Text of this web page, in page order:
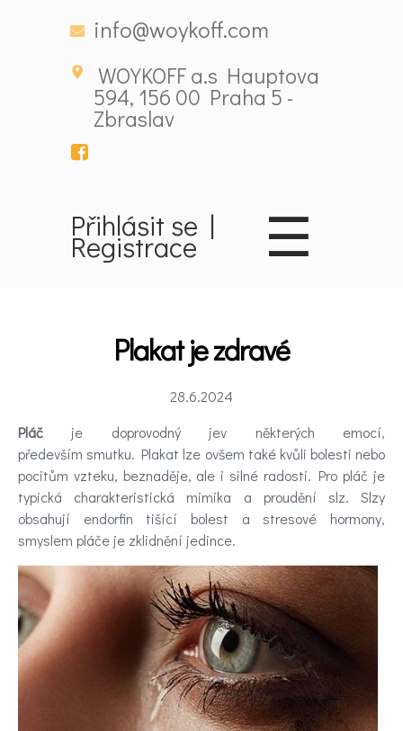
info@woykoff.com
WOYKOFF a.s Hauptova
594, 156 00 Praha 5 -
Zbraslav
Přihlásit se |
Registrace
nálady
Novinky
Poradna
a
chat
Test
nálady
☰
Plakat je zdravé
28.6.2024
Pláč je doprovodný jev některých emocí,
především smutku. Plakat lze ovšem také kvůli bolesti nebo
pocitům vzteku, beznaděje, ale i silné radosti. Pro pláč je
typická charakteristická mimika a proudění slz. Slzy
obsahují endorfin tišící bolest a stresové hormony,
smyslem pláče je zklidnění jedince.